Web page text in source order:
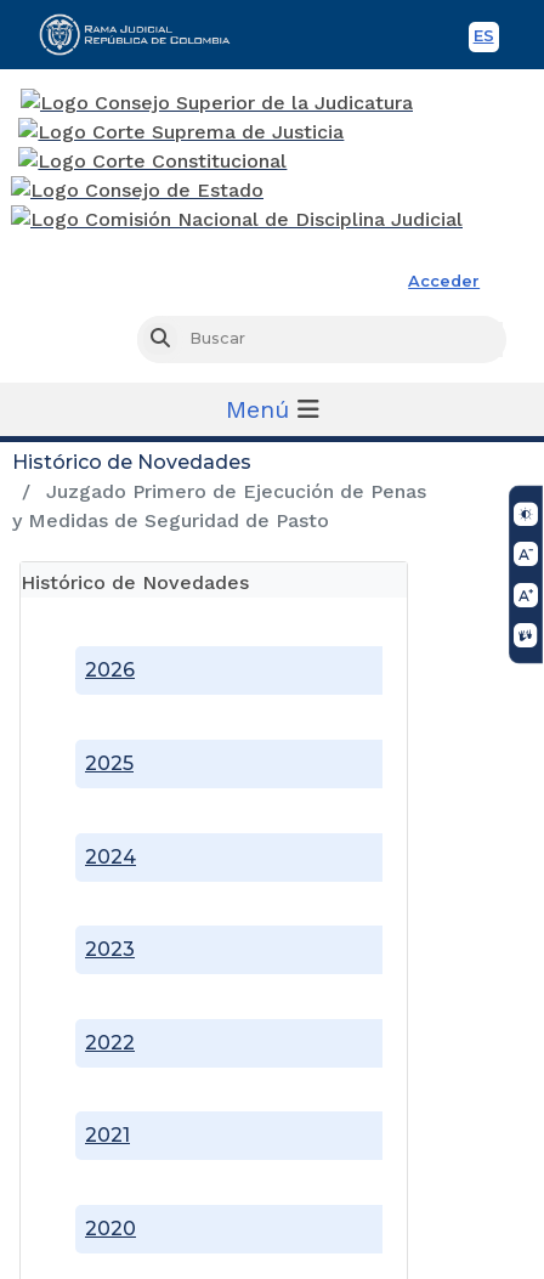
ES
Acceder
Buscar
Menú
Histórico de Novedades
Juzgado Primero de Ejecución de Penas
y Medidas de Seguridad de Pasto
Histórico de Novedades
2020
2021
2022
2023
2024
2025
2026